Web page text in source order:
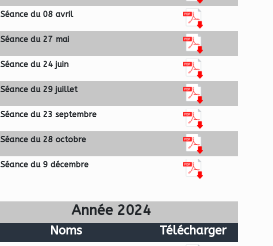
Séance du 08 avril
Séance du 27 mai
Séance du 24 juin
Séance du 29 juillet
Séance du 23 septembre
Séance du 28 octobre
Séance du 9 décembre
Année 2024
Noms Télécharger